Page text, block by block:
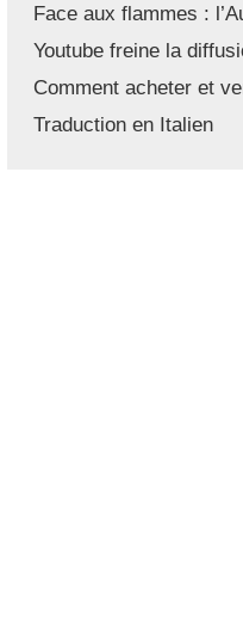
Face aux flammes :
Youtube freine la
Comment acheter et
Traduction en Italien